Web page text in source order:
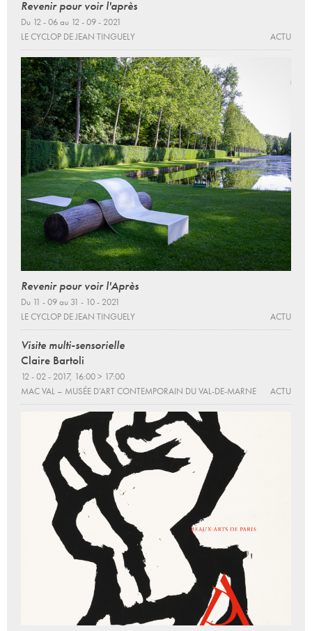
Revenir pour voir l'après
Du 12 - 06 au 12 - 09 - 2021
LE CYCLOP DE JEAN TINGUELY
ACTU
Revenir pour voir l'Après
Du 11 - 09 au 31 - 10 - 2021
LE CYCLOP DE JEAN TINGUELY
ACTU
Visite multi-sensorielle
Claire Bartoli
12 - 02 - 2017, 16:00 > 17:00
MAC VAL – MUSÉE D’ART CONTEMPORAIN DU VAL-DE-MARNE
ACTU